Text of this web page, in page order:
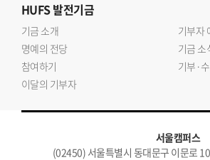
HUFS발전기금
기금 소개
기부자
명예의 전당
기금 소
참여하기
기부·
이달의 기부자
서울캠퍼스
(02450) 서울특별시 동대문구 이문로